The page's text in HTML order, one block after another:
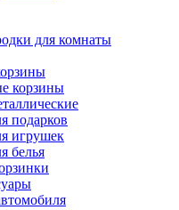
для комнаты
корзины
подарков
игрушек
белья